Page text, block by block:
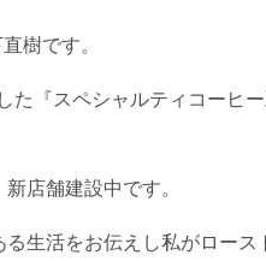
樹です。
た『スペシャルティコーヒ
店舗建設中です。
生活をお伝えし私がロース